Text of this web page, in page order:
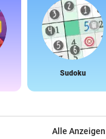
Sudoku
Alle Anzeigen